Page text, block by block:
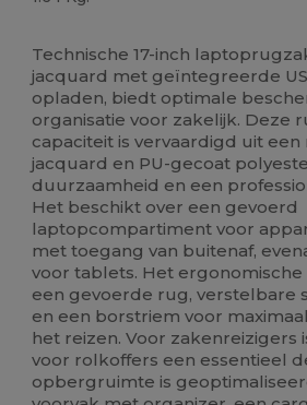
Technische 17-inch
jacquard met geïntegreerde
opladen, biedt optimale
organisatie voor zakelijk. Deze
capaciteit is vervaardigd uit een
jacquard en PU-gecoat
duurzaamheid en een
Het beschikt over een gevoerd
laptopcompartiment voor
met toegang van buitenaf,
voor tablets. Het
een gevoerde rug, verstelbare
en een borstriem voor
het reizen. Voor zakenreizigers
voor rolkoffers een essentieel
opbergruimte is